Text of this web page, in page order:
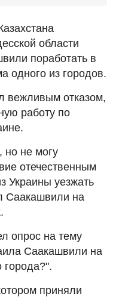
области
поработать в
одного из городов.
вежливым отказом,
работу по
но не могу
отечественным
Украины уезжать
Саакашвили на
опрос на тему
Саакашвили на
города?".
приняли